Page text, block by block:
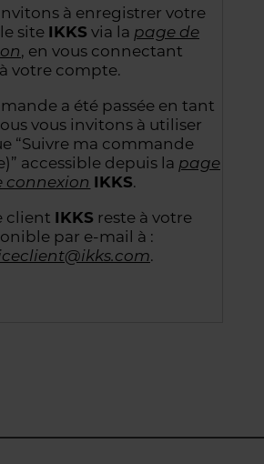
à enregistrer votre
site IKKS via la page de
, en vous connectant
à votre compte.
a été passée en tant
vous invitons à utiliser
“Suivre ma commande
accessible depuis la page
connexion IKKS.
client IKKS reste à votre
par e-mail à :
.